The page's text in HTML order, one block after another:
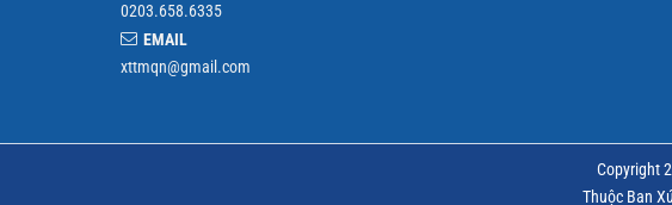
0203.658.6335
EMAIL
xttmqn@gmail.com
Copyright
Thuộc Ban